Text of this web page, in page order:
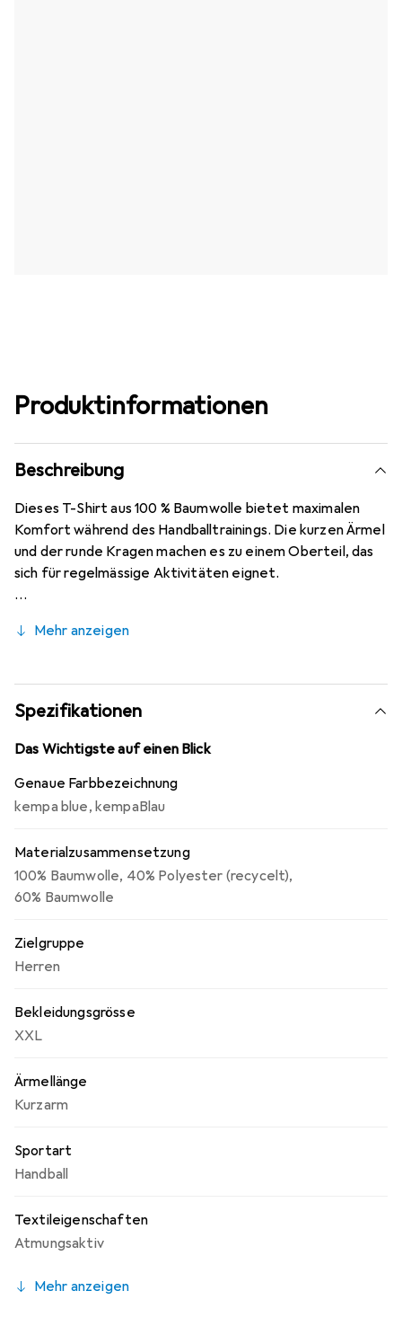
Produktinformationen
Beschreibung
Dieses T-Shirt aus 100 % Baumwolle bietet maximalen
Komfort während des Handballtrainings. Die kurzen Ärmel
und der runde Kragen machen es zu einem Oberteil, das
sich für regelmässige Aktivitäten eignet.
Mehr anzeigen
Spezifikationen
Das Wichtigste auf einen Blick
Genaue Farbbezeichnung
kempa blue, kempaBlau
Materialzusammensetzung
100% Baumwolle, 40% Polyester (recycelt),
60% Baumwolle
Zielgruppe
Herren
Bekleidungsgrösse
XXL
Ärmellänge
Kurzarm
Sportart
Handball
Textileigenschaften
Atmungsaktiv
Mehr anzeigen